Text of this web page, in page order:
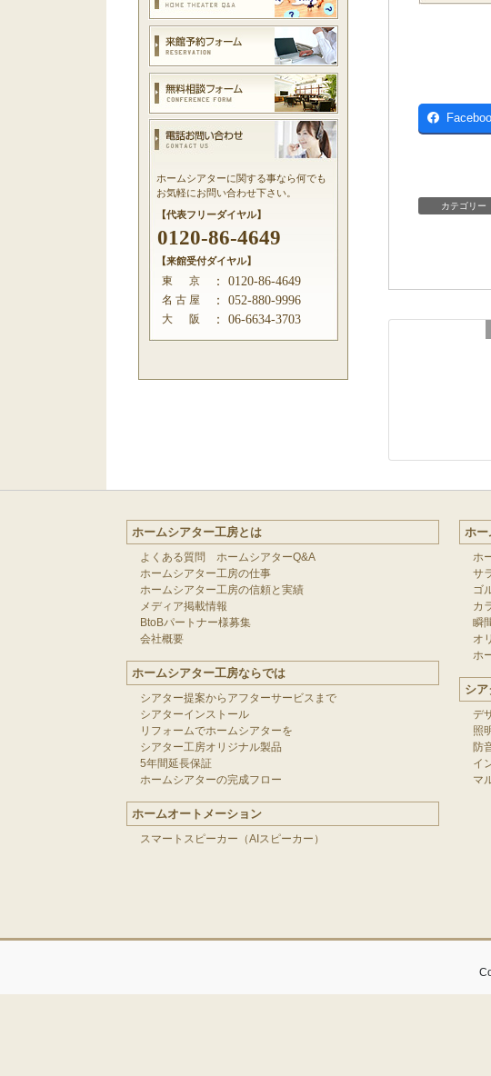
ホームシアターに関する事なら何でも
お気軽にお問い合わせ下さい。
【代表フリーダイヤル】
0120-86-4649
【来館受付ダイヤル】
東 京 ： 0120-86-4649
名 古 屋 ： 052-880-9996
大 阪 ： 06-6634-3703
カテゴリー
ホームシアター工房とは
よくある質問 ホームシアターQ&A
ホームシアター工房の仕事
ホームシアター工房の信頼と実績
メディア掲載情報
BtoBパートナー様募集
会社概要
ホームシアター工房ならでは
シアター提案からアフターサービスまで
シアターインストール
リフォームでホームシアターを
シアター工房オリジナル製品
5年間延長保証
ホームシアターの完成フロー
ホームオートメーション
スマートスピーカー（AIスピーカー）
ホ
ホ
サ
ゴ
カ
瞬
オ
ホ
シア
デ
照
防
イ
マ